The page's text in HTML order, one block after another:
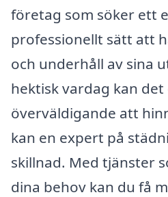
företag som söker ett
professionellt sätt att
och underhåll av sina
hektisk vardag kan
överväldigande att
kan en expert på
skillnad. Med tjänster
dina behov kan du få